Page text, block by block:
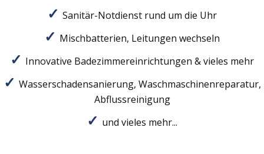
Sanitär-Notdienst rund um die Uhr
Mischbatterien, Leitungen wechseln
Innovative Badezimmereinrichtungen & vieles mehr
Wasserschadensanierung, Waschmaschinenreparatur,
Abflussreinigung
und vieles mehr...